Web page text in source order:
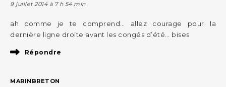
9 juillet 2014 à 7 h 54 min
ah comme je te comprend… allez courage pour la
dernière ligne droite avant les congés d’été… bises
Répondre
MARINBRETON